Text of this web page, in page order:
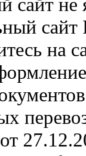
сайт
на